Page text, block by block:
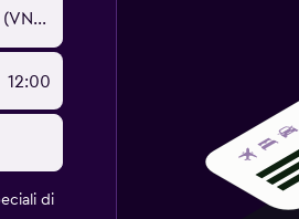
12:00
di